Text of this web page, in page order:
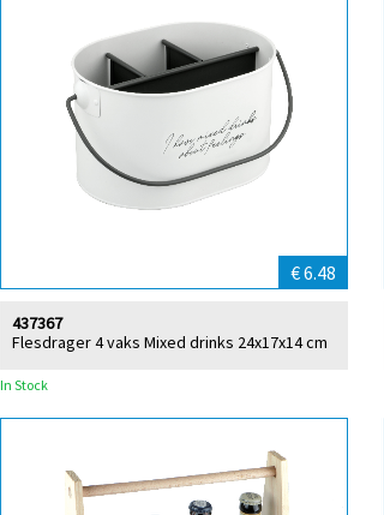
€ 6.48
Flesdrager 4 vaks Mixed drinks 24x17x14 cm
437367
In Stock